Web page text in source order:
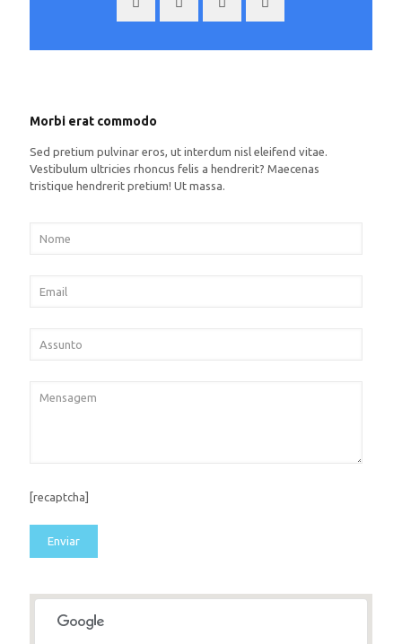
Morbi erat commodo
Sed pretium pulvinar eros, ut interdum nisl eleifend vitae.
Vestibulum ultricies rhoncus felis a hendrerit? Maecenas
tristique hendrerit pretium! Ut massa.
[recaptcha]